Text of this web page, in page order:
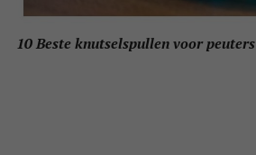
10 Beste knutselspullen voor peuters